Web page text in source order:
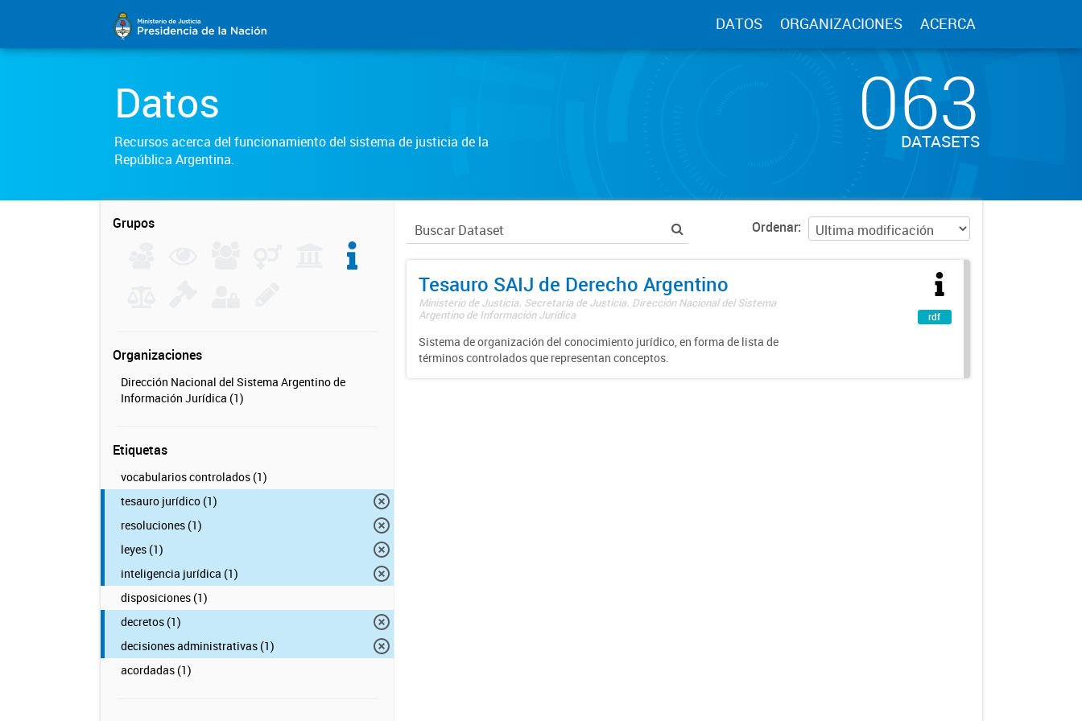
DATOS ORGANIZACIONES ACERCA
Datos
Recursos acerca del funcionamiento del sistema de justicia de la
República Argentina.
063
DATASETS
Grupos
Organizaciones
Dirección Nacional del Sistema Argentino de
Información Jurídica (1)
Etiquetas
vocabularios controlados (1)
tesauro jurídico (1)
resoluciones (1)
leyes (1)
inteligencia jurídica (1)
disposiciones (1)
decretos (1)
decisiones administrativas (1)
acordadas (1)
Ordenar
Tesauro SAIJ de Derecho Argentino
Ministerio de Justicia. Secretaría de Justicia. Dirección Nacional del Sistema
Argentino de Información Jurídica
Sistema de organización del conocimiento jurídico, en forma de lista de
términos controlados que representan conceptos.
rdf